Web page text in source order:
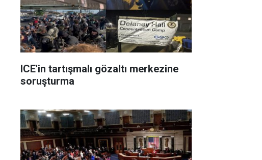
ICE'in tartışmalı gözaltı merkezine
soruşturma